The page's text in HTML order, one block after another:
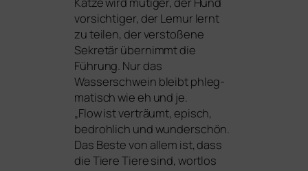
vor­sich­ti­ger, der Lemur lernt
zu tei­len, der ver­sto­ße­ne
Sekretär über­nimmt die
Führung. Nur das
Wasserschwein bleibt phleg­
ma­tisch wie eh und je.
„Flowist ver­träumt, episch,
bedroh­lich und wun­der­schön.
Das Beste von allem ist, dass
die Tiere Tiere sind, wort­los